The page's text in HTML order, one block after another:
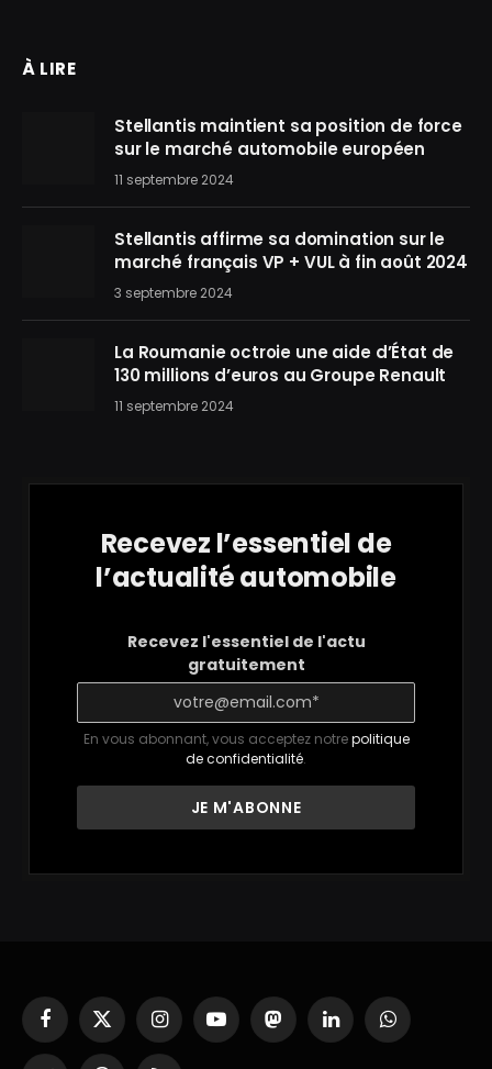
À LIRE
Stellantis maintient sa position de force
sur le marché automobile européen
11 septembre 2024
Stellantis affirme sa domination sur le
marché français VP + VUL à fin août 2024
3 septembre 2024
La Roumanie octroie une aide d’État de
130 millions d’euros au Groupe Renault
11 septembre 2024
Recevez l’essentiel de
l’actualité automobile
Recevez l'essentiel de l'actu
gratuitement
En vous abonnant, vous acceptez notrepolitique
de confidentialité.
Facebook
X
(Twitter)
InstagramYouTubeMastodonLinkedInWhatsApp